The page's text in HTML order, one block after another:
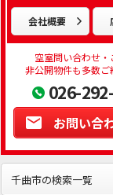
会社概要
空室問い合わせ・
非公開物件も多数ご
026-
お問い合
千曲市の検索一覧